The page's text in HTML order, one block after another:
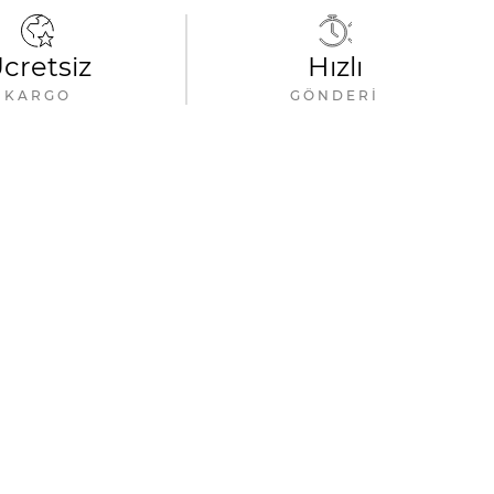
KARGO
Hızlı
GÖNDERI